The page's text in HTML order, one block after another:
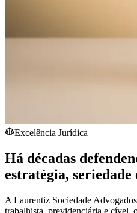
Excelência Jurídica
Há décadas
estratégia, seriedade
A Laurentiz Sociedade
trabalhista, previdenciária e cível,